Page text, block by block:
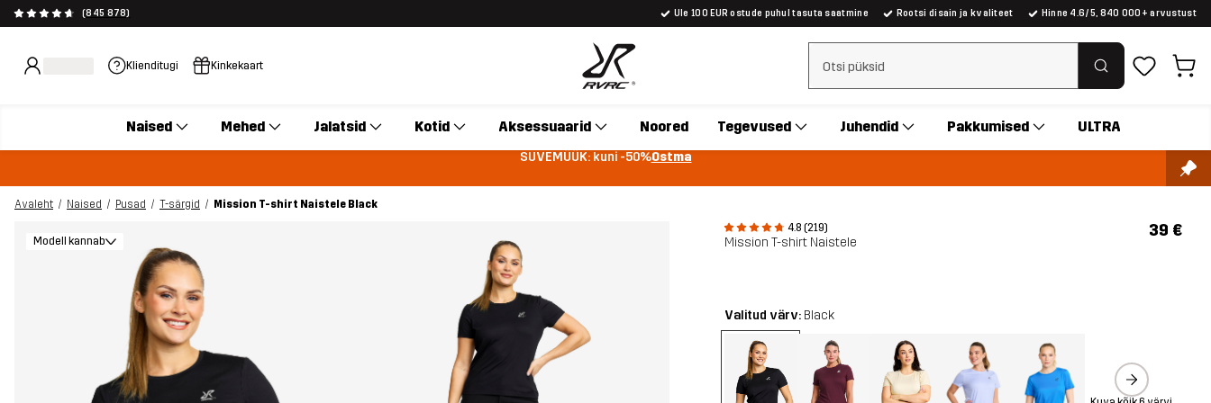
(845 878) Üle 100 EUR ostude puhul tasuta saatmine Rootsi disain ja kvaliteet Hinne 4.6/5, 840 000+ arvustust
Klienditugi Kinkekaart Tühjenda otsing
Naised Mehed Jalatsid Kotid Aksessuaarid Noored Tegevused Juhendid Pakkumised ULTRA
SUVEMÜÜK: kuni -50%Ostma
Avaleht Naised Pusad T-särgid
Mission T-shirt Naistele Black
4.8 (219)
Mission T-shirt Naistele
39 €
Modell kannab
Valitud värv: Black